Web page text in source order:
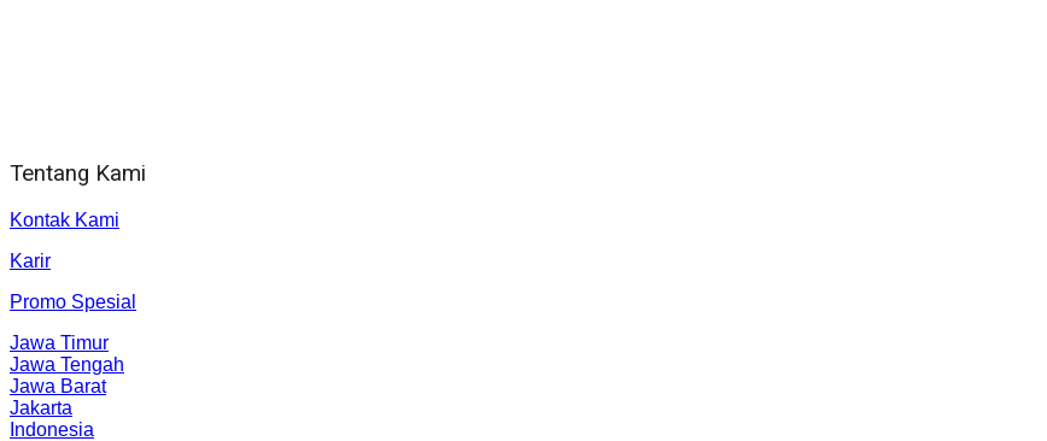
Tentang Kami
Kontak Kami
Karir
Promo Spesial
Jawa Timur
Jawa Tengah
Jawa Barat
Jakarta
Indonesia